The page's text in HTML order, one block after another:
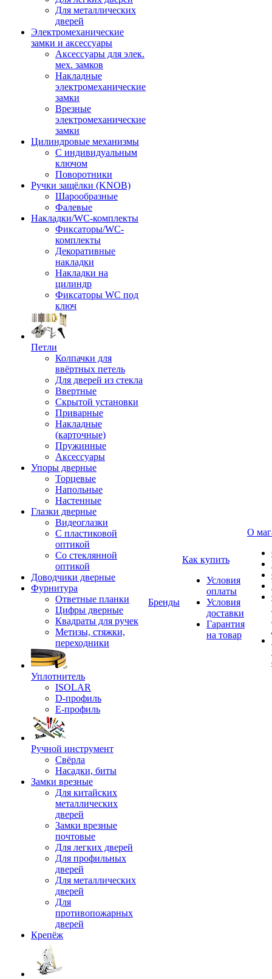
Для металлических
дверей
Электромеханические
замки и аксессуары
Аксессуары для элек.
мех. замков
Накладные
электромеханические
замки
Врезные
электромеханические
замки
Цилиндровые механизмы
С индивидуальным
ключом
Поворотники
Ручки защёлки (KNOB)
Шарообразные
Фалевые
Накладки/WC-комплекты
Фиксаторы/WC-
комплекты
Декоративные
накладки
Накладки на
цилиндр
Фиксаторы WC под
ключ
Петли
Колпачки для
ввёртных петель
Для дверей из стекла
Ввертные
Скрытой установки
Приварные
Накладные
(карточные)
Пружинные
Аксессуары
Упоры дверные
Торцевые
Напольные
Настенные
Глазки дверные
Видеоглазки
С пластиковой
оптикой
Со стеклянной
оптикой
Доводчики дверные
Фурнитура
Ответные планки
Цифры дверные
Квадраты для ручек
Метизы, стяжки,
переходники
Уплотнитель
ISOLAR
D-профиль
Е-профиль
Ручной инструмент
Свёрла
Насадки, биты
Замки врезные
Для китайских
металлических
дверей
Замки врезные
почтовые
Для легких дверей
Для профильных
дверей
Для металлических
дверей
Для
противопожарных
дверей
Крепёж
Бренды
Как купить
Условия
оплаты
Условия
доставки
Гарантия
на товар
О